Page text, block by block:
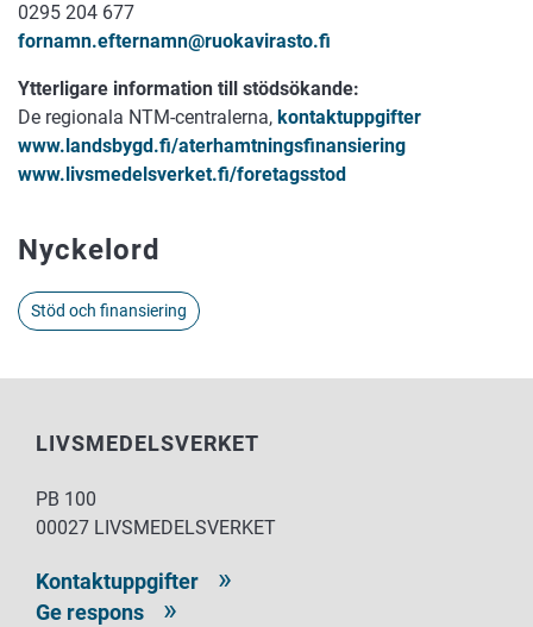
0295 204 677
fornamn.efternamn@ruokavirasto.fi
Ytterligare information till stödsökande:
De regionala NTM-centralerna, kontaktuppgifter
www.landsbygd.fi/aterhamtningsfinansiering
www.livsmedelsverket.fi/foretagsstod
Nyckelord
Stöd och finansiering
LIVSMEDELSVERKET
PB 100
00027 LIVSMEDELSVERKET
Kontaktuppgifter
Ge respons